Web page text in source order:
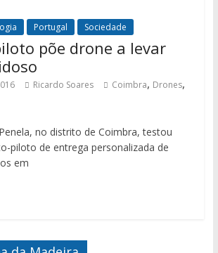
Portugal Sociedade
põe drone a levar
Ricardo Soares Coimbra, Drones,
no distrito de Coimbra, testou
piloto de entrega personalizada de
em